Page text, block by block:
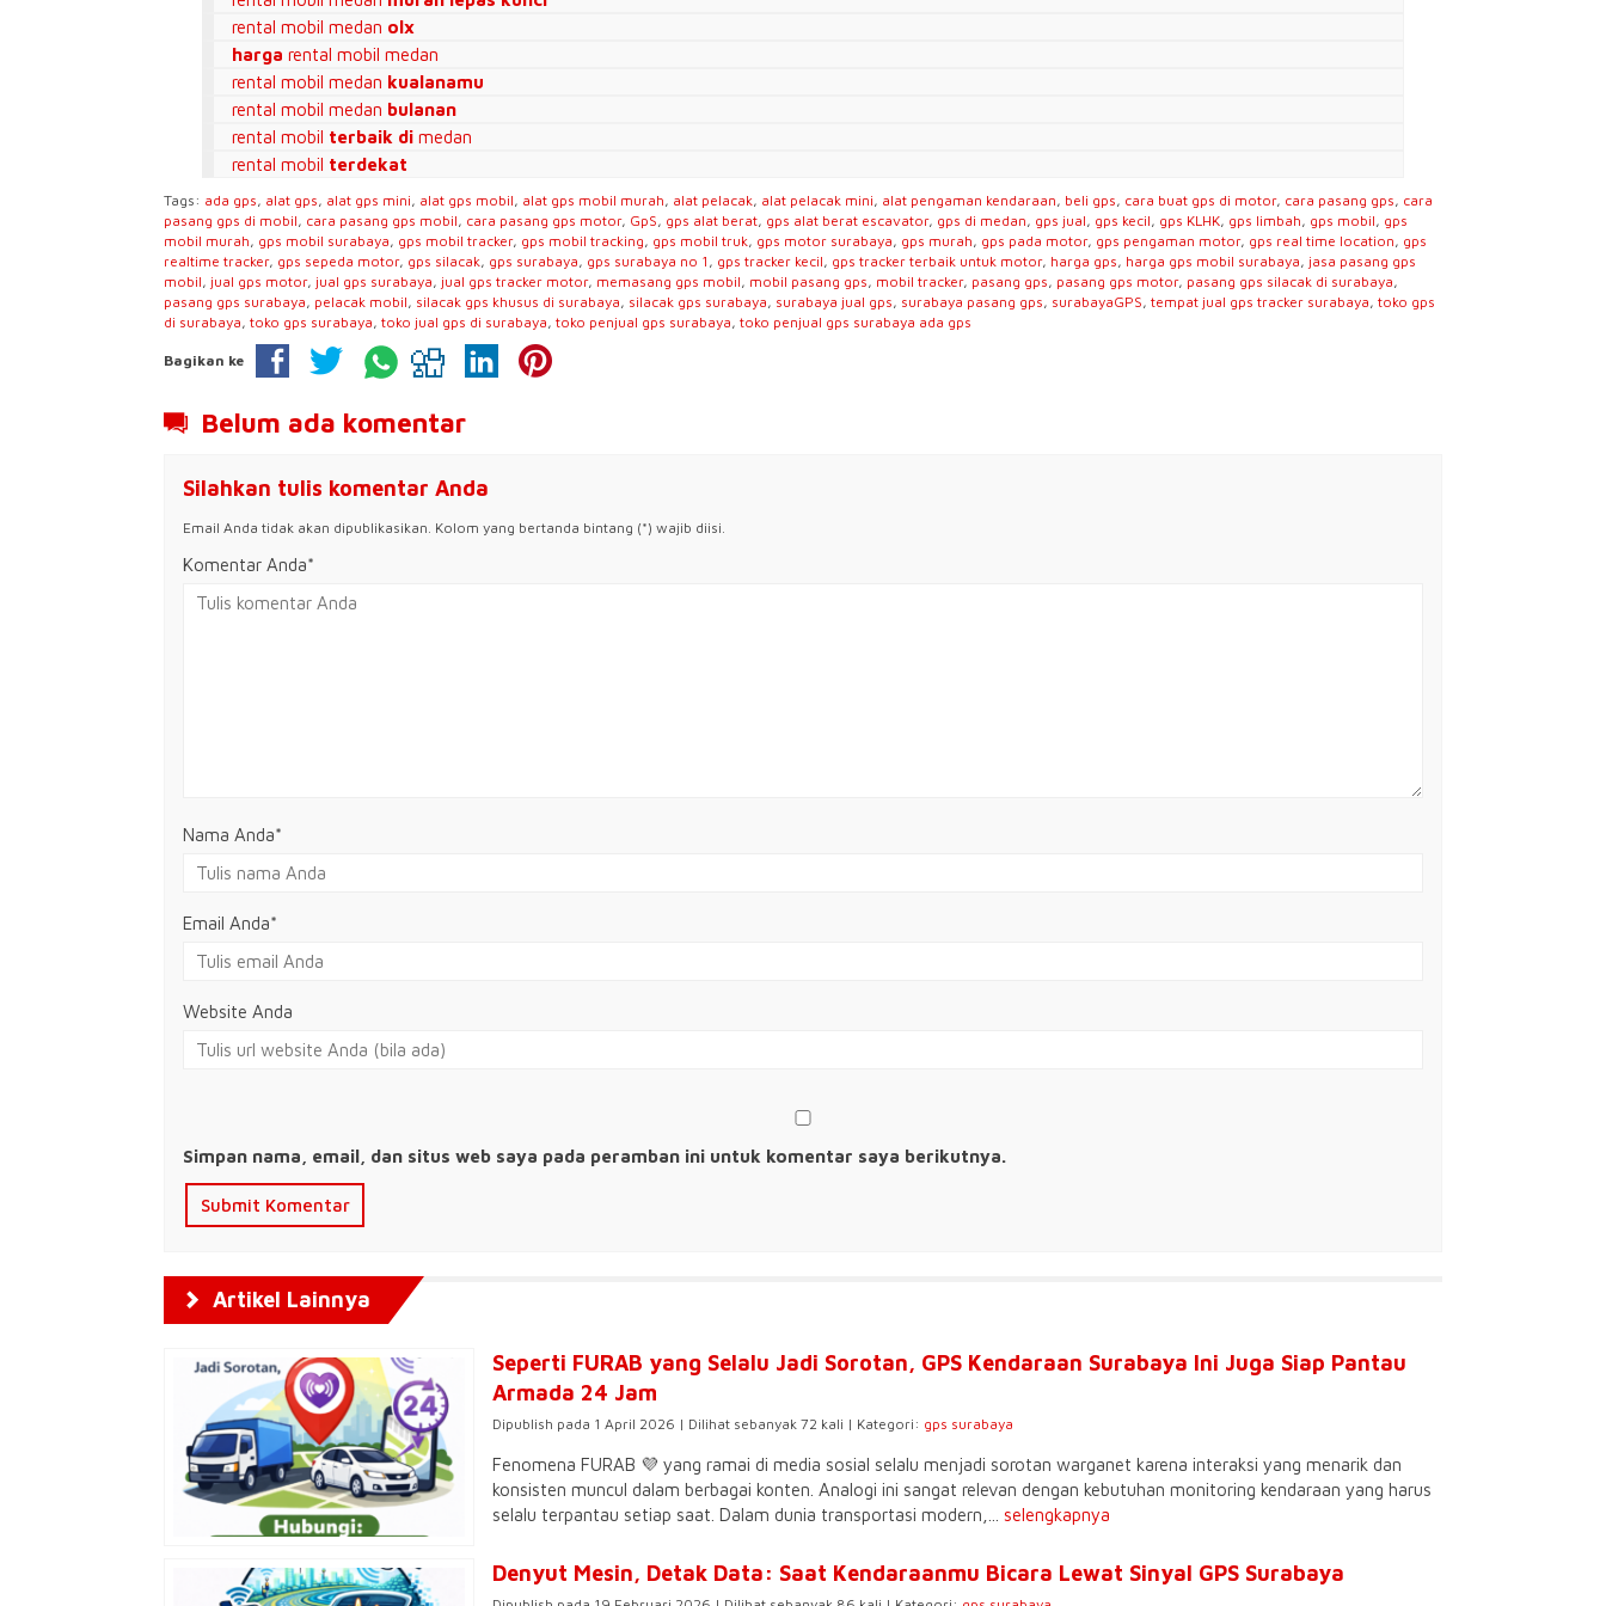
rental mobil medan olx
harga rental mobil medan
rental mobil medan kualanamu
rental mobil medan bulanan
rental mobil terbaik di medan
rental mobil terdekat
Tags: ada gps, alat gps, alat gps mini, alat gps mobil, alat gps mobil murah, alat pelacak, alat pelacak mini, alat pengaman kendaraan, beli gps, cara buat gps di motor, cara pasang gps, cara
pasang gps di mobil, cara pasang gps mobil, cara pasang gps motor, GpS, gps alat berat, gps alat berat escavator, gps di medan, gps jual, gps kecil, gps KLHK, gps limbah, gps mobil, gps
mobil murah, gps mobil surabaya, gps mobil tracker, gps mobil tracking, gps mobil truk, gps motor surabaya, gps murah, gps pada motor, gps pengaman motor, gps real time location, gps
realtime tracker, gps sepeda motor, gps silacak, gps surabaya, gps surabaya no 1 , gps tracker kecil, gps tracker terbaik untuk motor, harga gps, harga gps mobil surabaya, jasa pasang gps
mobil, jual gps motor, jual gps surabaya, jual gps tracker motor, memasang gps mobil, mobil pasang gps, mobil tracker, pasang gps, pasang gps motor, pasang gps silacak di surabaya,
pasang gps surabaya, pelacak mobil, silacak gps khusus di surabaya, silacak gps surabaya, surabaya jual gps, surabaya pasang gps, surabayaGPS, tempat jual gps tracker surabaya, toko gps
di surabaya, toko gps surabaya, toko jual gps di surabaya, toko penjual gps surabaya, toko penjual gps surabaya ada gps
Bagikan ke
Belum ada komentar
Silahkan tulis komentar Anda
Email Anda tidak akan dipublikasikan. Kolom yang bertanda bintang (*) wajib diisi.
Komentar Anda*
Nama Anda*
Email Anda*
Website Anda
Simpan nama, email, dan situs web saya pada peramban ini untuk komentar saya berikutnya.
Artikel Lainnya
Seperti FURAB yang Selalu Jadi Sorotan, GPS Kendaraan Surabaya Ini Juga Siap Pantau
Armada 24 Jam
Dipublish pada 1 April 2026 | Dilihat sebanyak 72 kali | Kategori: gps surabaya
Fenomena FURAB 💜 yang ramai di media sosial selalu menjadi sorotan warganet karena interaksi yang menarik dan
konsisten muncul dalam berbagai konten. Analogi ini sangat relevan dengan kebutuhan monitoring kendaraan yang harus
selalu terpantau setiap saat. Dalam dunia transportasi modern,... selengkapnya
Denyut Mesin, Detak Data: Saat Kendaraanmu Bicara Lewat Sinyal GPS Surabaya